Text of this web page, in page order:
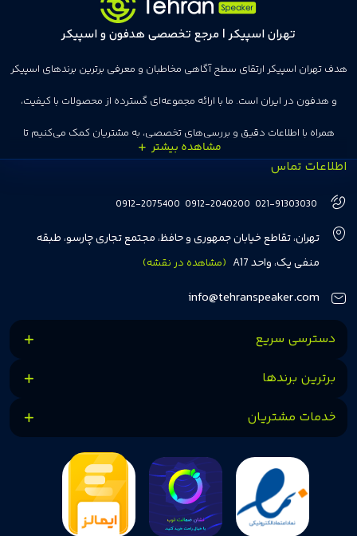
تهران اسپیکر | مرجع تخصصی هدفون و اسپیکر
هدف تهران اسپیکر ارتقای سطح آگاهی مخاطبان و معرفی برترین برندهای اسپیکر
و هدفون در ایران است. ما با ارائه مجموعه‌ای گسترده از محصولات با کیفیت،
همراه با اطلاعات دقیق و بررسی‌های تخصصی، به مشتریان کمک می‌کنیم تا
انتخاب‌های درست و هوشمندانه‌ای داشته باشند. تهران اسپیکر با تجربه‌ای بیش از
هفت سال در این زمینه، بر ایجاد تجربه خریدی آسان، سریع و مطمئن تمرکز دارد تا
مشتریان بتوانند با خیالی آسوده از انتخاب خود لذت ببرند. ما به رضایت و اعتماد
مشتریان اهمیت می‌دهیم و همواره در تلاشیم تا بهترین‌ها را برای آن‌ها فراهم
کنیم.
اطلاعات تماس
021-91303030
0912-2040200
0912-2075400
تهران، تقاطع خیابان جمهوری و حافظ، مجتمع تجاری چارسو، طبقه
منفی یک، واحد A17
(مشاهده در نقشه)
info@tehranspeaker.com
دسترسی سریع
برترین برندها
خدمات مشتریان